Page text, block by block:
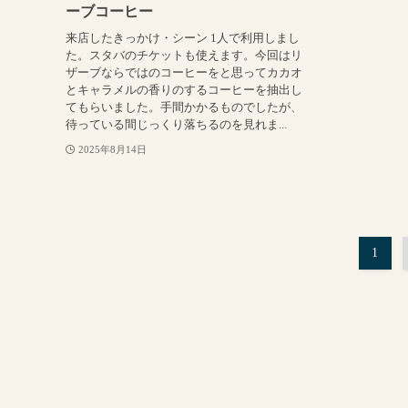
ーブコーヒー
来店したきっかけ・シーン 1人で利用しまし
た。スタバのチケットも使えます。今回はリ
ザーブならではのコーヒーをと思ってカカオ
とキャラメルの香りのするコーヒーを抽出し
てもらいました。手間かかるものでしたが、
待っている間じっくり落ちるのを見れま...
2025年8月14日
1